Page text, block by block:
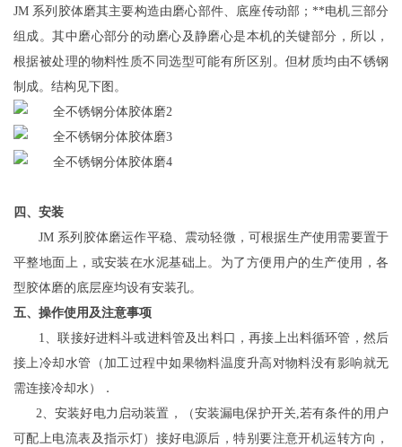
JM 系列胶体磨其主要构造由磨心部件、底座传动部；**电机三部分
组成。其中磨心部分的动磨心及静磨心是本机的关键部分，所以，
根据被处理的物料性质不同选型可能有所区别。但材质均由不锈钢
制成。结构见下图 。
四、安装
JM 系列胶体磨运作平稳、震动轻微，可根据生产使用需要置于
平整地面上，或安装在水泥基础上。为了方便用户的生产使用，各
型胶体磨的底层座均设有安装孔。
五、操作使用及注意事项
1、联接好进料斗或进料管及出料口，再接上出料循环管，然后
接上冷却水管（加工过程中如果物料温度升高对物料没有影响就无
需连接冷却水）．
2、安装好电力启动装置，（安装漏电保护开关,若有条件的用户
可配上电流表及指示灯）接好电源后，特别要注意开机运转方向，